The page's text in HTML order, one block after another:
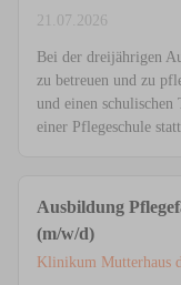
21.07.2026
Bei der dreijährigen
zu betreuen und zu
und einen
einer Pflegeschule
Ausbildung
(m/w/d)
Klinikum Mutterhaus